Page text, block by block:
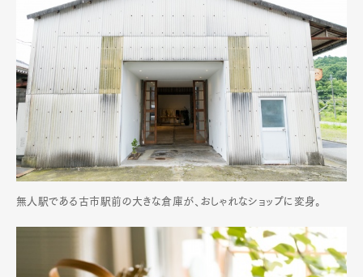
無人駅である古市駅前の大きな倉庫が、おしゃれなショップに変身。